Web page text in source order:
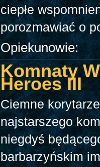
ciepłe
porozmawiać o
Opiekunowie:
Komnaty
Heroes III
Ciemne
najstarszego
niegdyś
barbarzyńskim